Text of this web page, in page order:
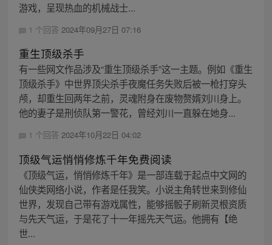
游戏，呈现热血的机械战士...
1 个回答 2024年09月27日 07:16
重生顶级杀手
有一些网文作品涉及“重生顶级杀手”这一主题。例如《重生
顶级杀手》中世界顶尖杀手夜魔任务失败后被一枪打穿头
颅，却重生回两年之前，灵魂附身在废物赘婿刘川身上。
他的妻子是刑侦队第一警花，曾经刘川一直躲在她身...
1 个回答 2024年10月22日 04:02
顶级气运悄悄修炼千年免费阅读
《顶级气运，悄悄修炼千年》是一部连载于起点中文网的
仙侠类网络小说，作者是任我笑。小说主角转世来到修仙
世界，发现自己带有游戏属性，能够摇骰子刷新灵根资质
与先天气运，于是花了十一年摇先天气运。他拥有【绝
世...